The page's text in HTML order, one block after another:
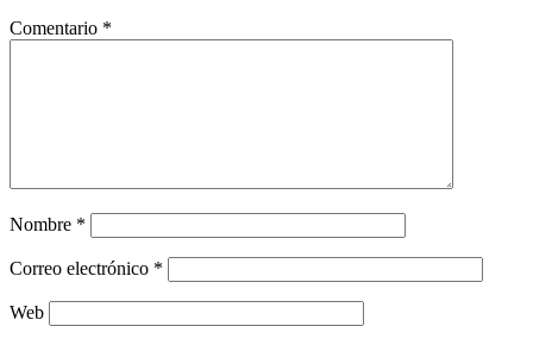
Comentario *
Nombre *
Correo electrónico *
Web